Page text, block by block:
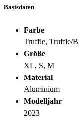
Basisdaten
Farbe
Truffle, Truffle/
Größe
XL, S, M
Material
Aluminium
Modelljahr
2023